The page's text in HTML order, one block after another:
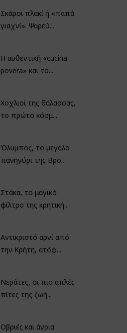
Σκάροι πλακί ή «παπά
γιαχνί». Ψαρεύ...
Η αυθεντική «cucina
povera» και το...
Χοχλιοί της θάλασσας,
το πρώτο κόσμ...
Όλυμπος, το μεγάλο
πανηγύρι της Βρο...
Στάκα, το μαγικό
φίλτρο της κρητική...
Αντικριστό αρνί από
την Κρήτη, ατόφ...
Νεράτες, οι πιο απλές
πίτες της ζωή...
Οβριές και άγρια